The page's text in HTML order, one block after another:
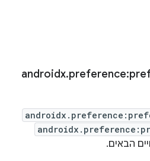
androidx.
הבאים.